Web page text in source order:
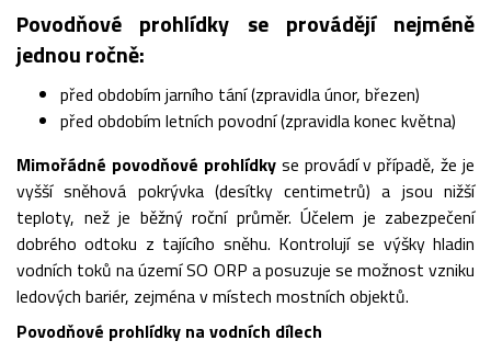
Povodňové prohlídky se provádějí nejméně
jednou ročně:
před obdobím jarního tání (zpravidla únor, březen)
před obdobím letních povodní (zpravidla konec května)
Mimořádné povodňové prohlídkyse provádí v případě, že je
vyšší sněhová pokrývka (desítky centimetrů) a jsou nižší
teploty, než je běžný roční průměr. Účelem je zabezpečení
dobrého odtoku z tajícího sněhu. Kontrolují se výšky hladin
vodních toků na území SO ORP a posuzuje se možnost vzniku
ledových bariér, zejména v místech mostních objektů.
Povodňové prohlídky na vodních dílech